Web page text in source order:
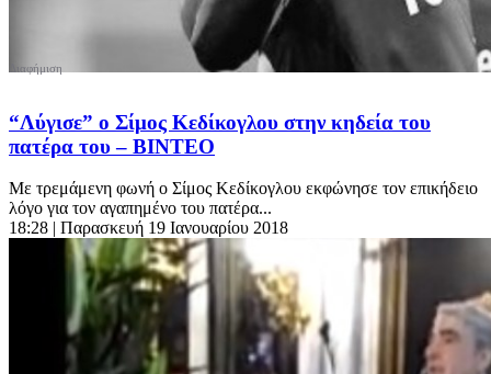
“Λύγισε” ο Σίμος Κεδίκογλου στην κηδεία του
πατέρα του – ΒΙΝΤΕΟ
Με τρεμάμενη φωνή ο Σίμος Κεδίκογλου εκφώνησε τον επικήδειο
λόγο για τον αγαπημένο του πατέρα...
18:28 | Παρασκευή 19 Ιανουαρίου 2018